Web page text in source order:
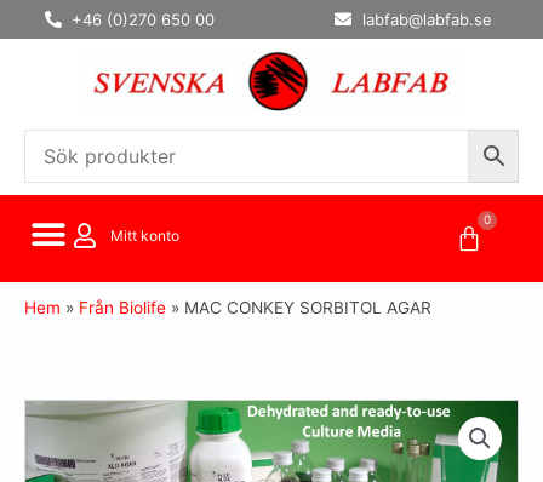
Hoppa
till
+46 (0)270 650 00 labfab@labfab.se
Mitt konto
0
Hem » Från Biolife » MAC CONKEY SORBITOL AGAR